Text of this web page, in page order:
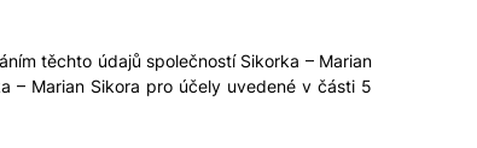
těchto údajů společností Sikorka – Marian
– Marian Sikora pro účely uvedené v části 5